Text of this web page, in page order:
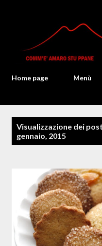
Home page Menù
Visualizzazione dei
gennaio, 2015